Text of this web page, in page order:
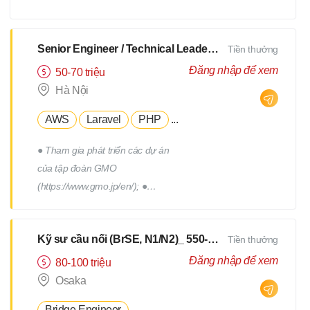
xây dựng thương hiệu tuyển
triển, quản lý đội ngũ Hr
Freelance của Devwork
Senior Engineer / Technical Leader - N2 Tiếng Nhật - Lương upto $3000
50-70 triệu
Hà Nội
AWS Laravel PHP ...
● Tham gia phát triển các dự án
của tập đoàn GMO
(https://www.gmo.jp/en/); ●
cùng với đội phát triển thuộc
phòng R&D của tập đoàn; ●
Phối hợp với các thành viên
Tiền thưởng
Đăng nhập để xem
Kỹ sư cầu nối (BrSE, N1/N2)_ 550-750Man
80-100 triệu
Osaka
Tiền thưởng
Đăng nhập để xem